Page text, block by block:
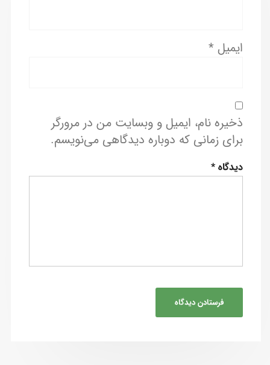
ایمیل *
ذخیره نام، ایمیل و وبسایت من در مرورگر
برای زمانی که دوباره دیدگاهی می‌نویسم.
دیدگاه*